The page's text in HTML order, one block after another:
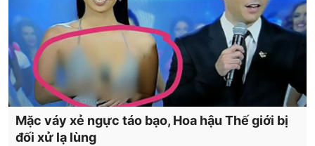
Mặc váy xẻ ngực táo bạo, Hoa hậu Thế giới bị
đối xử lạ lùng